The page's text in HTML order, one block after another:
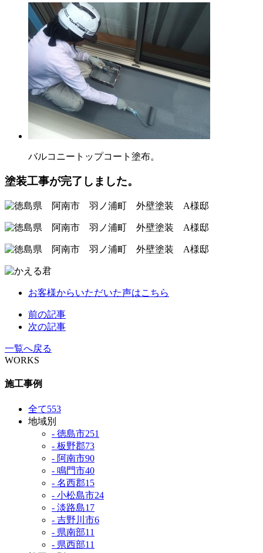
バルコニートップコート塗布。
塗装工事が完了しました。
お客様からいただいた声はこちら
前の記事
次の記事
一覧へ戻る
WORKS
施工事例
全て553
地域別
- 徳島市251
- 板野郡73
- 阿南市90
- 鳴門市40
- 名西郡15
- 小松島市24
- 淡路島17
- 吉野川市6
- 県南部11
- 県西部11